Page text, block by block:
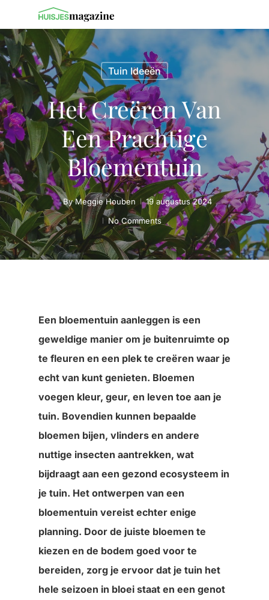
Tuin Ideeën
Het Creëren Van
Een Prachtige
Bloementuin
ByMeggie Houben
19 augustus 2024
No Comments
Een bloementuin aanleggen is een
geweldige manier om je buitenruimte op
te fleuren en een plek te creëren waar je
echt van kunt genieten. Bloemen
voegen kleur, geur, en leven toe aan je
tuin. Bovendien kunnen bepaalde
bloemen bijen, vlinders en andere
nuttige insecten aantrekken, wat
bijdraagt aan een gezond ecosysteem in
je tuin. Het ontwerpen van een
bloementuin vereist echter enige
planning. Door de juiste bloemen te
kiezen en de bodem goed voor te
bereiden, zorg je ervoor dat je tuin het
hele seizoen in bloei staat en een genot